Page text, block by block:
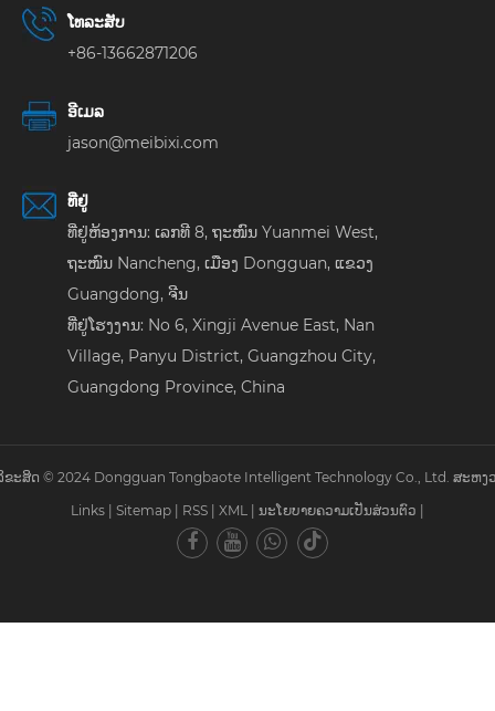
ໂທລະສັບ
+86-13662871206
ອີເມລ
jason@meibixi.com
ທີ່ຢູ່
ທີ່ຢູ່ຫ້ອງການ: ເລກທີ 8, ຖະໜົນ Yuanmei West,
ຖະໜົນ Nancheng, ເມືອງ Dongguan, ແຂວງ
Guangdong, ຈີນ
ທີ່ຢູ່ໂຮງງານ: No 6, Xingji Avenue East, Nan
Village, Panyu District, Guangzhou City,
Guangdong Province, China
ະສິດ © 2024 Dongguan Tongbaote Intelligent Technology Co., Ltd. ສະຫງ
Links | Sitemap | RSS | XML | ນະໂຍບາຍຄວາມເປັນສ່ວນຕົວ |